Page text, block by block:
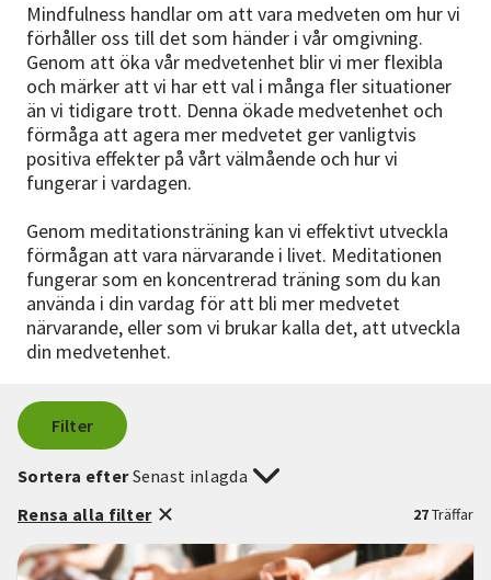
Mindfulness handlar om att vara medveten om hur vi
förhåller oss till det som händer i vår omgivning.
Genom att öka vår medvetenhet blir vi mer flexibla
och märker att vi har ett val i många fler situationer
än vi tidigare trott. Denna ökade medvetenhet och
förmåga att agera mer medvetet ger vanligtvis
positiva effekter på vårt välmående och hur vi
fungerar i vardagen.
Genom meditationsträning kan vi effektivt utveckla
förmågan att vara närvarande i livet. Meditationen
fungerar som en koncentrerad träning som du kan
använda i din vardag för att bli mer medvetet
närvarande, eller som vi brukar kalla det, att utveckla
din medvetenhet.
Filter
27Träffar
Sortera efterSenast inlagda
Rensa alla filter